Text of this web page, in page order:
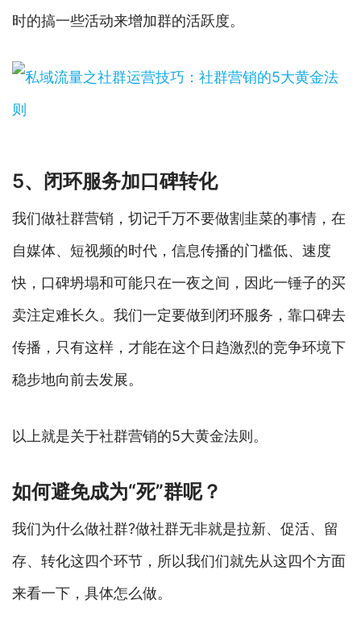
时的搞一些活动来增加群的活跃度。
5、闭环服务加口碑转化
我们做社群营销，切记千万不要做割韭菜的事情，在
自媒体、短视频的时代，信息传播的门槛低、速度
快，口碑坍塌和可能只在一夜之间，因此一锤子的买
卖注定难长久。我们一定要做到闭环服务，靠口碑去
传播，只有这样，才能在这个日趋激烈的竞争环境下
稳步地向前去发展。
以上就是关于社群营销的5大黄金法则。
如何避免成为“死”群呢？
我们为什么做社群?做社群无非就是拉新、促活、留
存、转化这四个环节，所以我们们就先从这四个方面
来看一下，具体怎么做。